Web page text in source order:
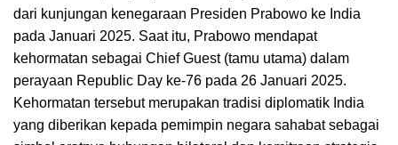
dari kunjungan kenegaraan Presiden Prabowo ke India
pada Januari 2025. Saat itu, Prabowo mendapat
kehormatan sebagai Chief Guest (tamu utama) dalam
perayaan Republic Day ke-76 pada 26 Januari 2025.
Kehormatan tersebut merupakan tradisi diplomatik India
yang diberikan kepada pemimpin negara sahabat sebagai